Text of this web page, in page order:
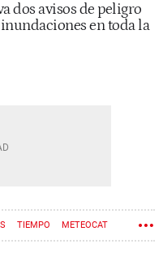
dos avisos de peligro
en toda la
TIEMPO METEOCAT